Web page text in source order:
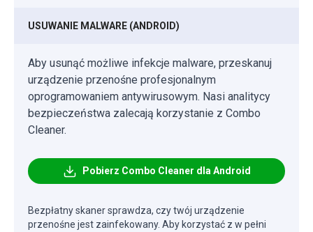
USUWANIE MALWARE (ANDROID)
Aby usunąć możliwe infekcje malware, przeskanuj
urządzenie przenośne profesjonalnym
oprogramowaniem antywirusowym. Nasi analitycy
bezpieczeństwa zalecają korzystanie z Combo
Cleaner.
Pobierz Combo Cleaner dla Android
Bezpłatny skaner sprawdza, czy twój urządzenie
przenośne jest zainfekowany. Aby korzystać z w pełni